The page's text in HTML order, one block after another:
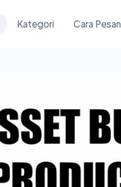
Kategori Cara Pesan